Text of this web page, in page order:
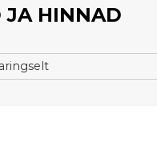
JA HINNAD